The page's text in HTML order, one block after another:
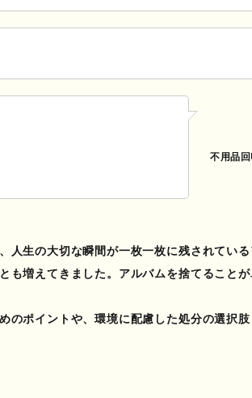
不用品回
人生の大切な瞬間が一枚一枚に残されている
も増えてきました。 アルバムを捨てることが
のポイントや、環境に配慮した処分の選択肢